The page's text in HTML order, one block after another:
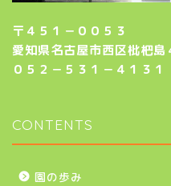
〒４５１－００５３
愛知県名古屋市西区枇杷島
０５２－５３１－４１３１
CONTENTS
園の歩み